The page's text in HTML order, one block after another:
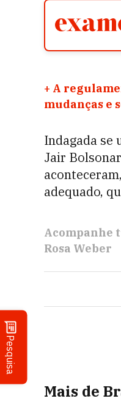
Pesquisa
+ A
mudanças e
Indagada se
Jair
adequado,
Acompanhe
Rosa Weber
Mais de